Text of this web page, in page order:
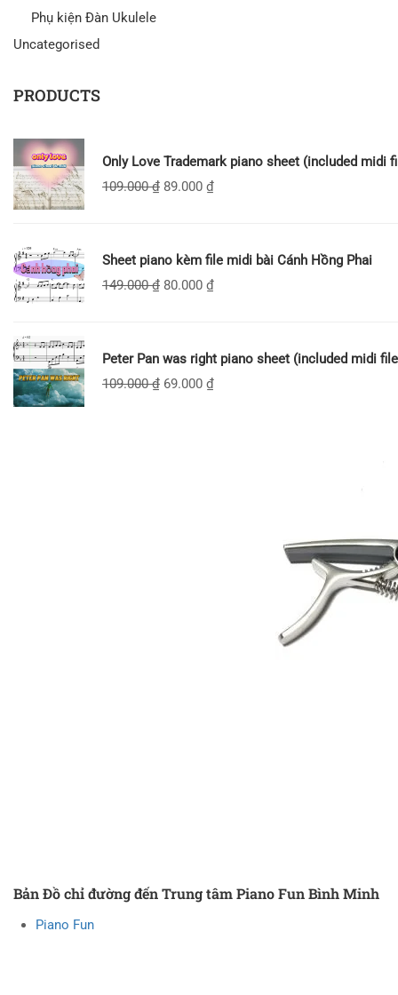
Phụ kiện Đàn Ukulele
Uncategorised
PRODUCTS
Only Love Trademark piano sheet (included midi
109.000₫ 89.000 ₫
Sheet piano kèm file midi bài Cánh Hồng Phai
149.000₫ 80.000 ₫
Peter Pan was right piano sheet (included midi
109.000₫ 69.000 ₫
Bản Đồ chỉ đường đến Trung tâm Piano Fun Bình Minh
Piano Fun